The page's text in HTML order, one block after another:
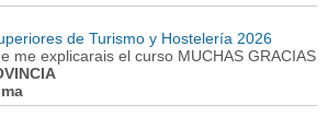
de Turismo y Hostelería 2026
me explicarais el curso MUCHAS GRACIAS